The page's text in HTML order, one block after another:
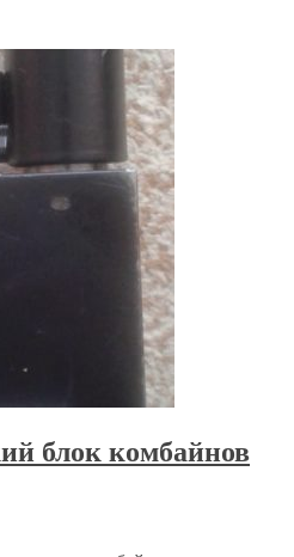
блок комбайнов